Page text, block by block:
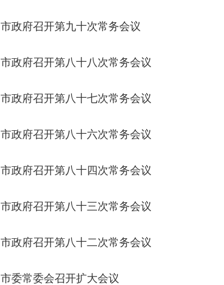
市政府召开第九十次常务会议
市政府召开第八十八次常务会议
市政府召开第八十七次常务会议
市政府召开第八十六次常务会议
市政府召开第八十四次常务会议
市政府召开第八十三次常务会议
市政府召开第八十二次常务会议
市委常委会召开扩大会议